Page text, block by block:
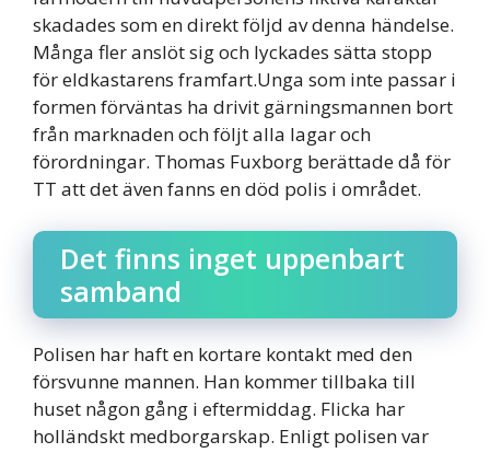
skadades som en direkt följd av denna händelse.
Många fler anslöt sig och lyckades sätta stopp
för eldkastarens framfart.Unga som inte passar i
formen förväntas ha drivit gärningsmannen bort
från marknaden och följt alla lagar och
förordningar. Thomas Fuxborg berättade då för
TT att det även fanns en död polis i området.
Det finns inget uppenbart
samband
Polisen har haft en kortare kontakt med den
försvunne mannen. Han kommer tillbaka till
huset någon gång i eftermiddag. Flicka har
holländskt medborgarskap. Enligt polisen var